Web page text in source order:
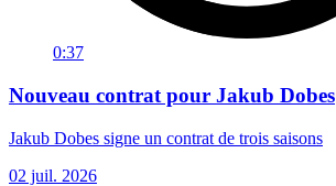
0:37
Nouveau contrat pour Jakub Dobes
Jakub Dobes signe un contrat de trois saisons
02 juil. 2026